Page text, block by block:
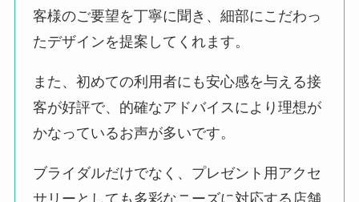
客様のご要望を丁寧に聞き、細部にこだわっ
たデザインを提案してくれます。
また、初めての利用者にも安心感を与える接
客が好評で、的確なアドバイスにより理想が
かなっているお声が多いです。
ブライダルだけでなく、プレゼント用アクセ
サリーとしても多彩なニーズに対応する店舗